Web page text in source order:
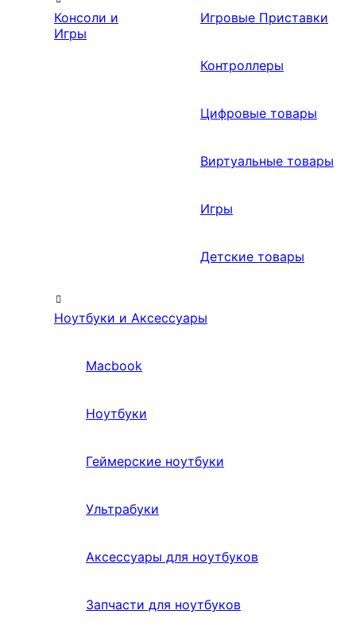
Консоли и
Игры
Игровые Приставки
Контроллеры
Цифровые товары
Виртуальные товары
Игры
Детские товары
Ноутбуки и Аксессуары
Macbook
Ноутбуки
Геймерские ноутбуки
Ультрабуки
Аксессуары для ноутбуков
Запчасти для ноутбуков